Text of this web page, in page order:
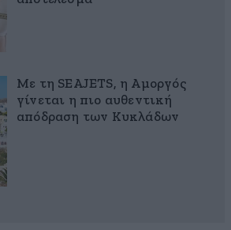
Με τη SEAJETS, η Αμοργός
γίνεται η πιο αυθεντική
απόδραση των Κυκλάδων